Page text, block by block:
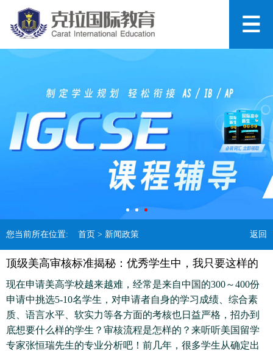
您当前所在位置: 首页 > 新闻政策 返回
顶级美高审核标准揭秘：优秀学生中，我只要这样的
现在申请美高学校越来越难，经常是来自中国的300～400份
申请中挑选5-10名学生，对申请者自身的学习成绩、综合素
质、语言水平、软实力等各方面的考核也日益严格，招办到
底想要什么样的学生？审核流程是怎样的？来听听美国留学
专家张恒瑞先生的专业分析吧！前几年，很多学生从确定出